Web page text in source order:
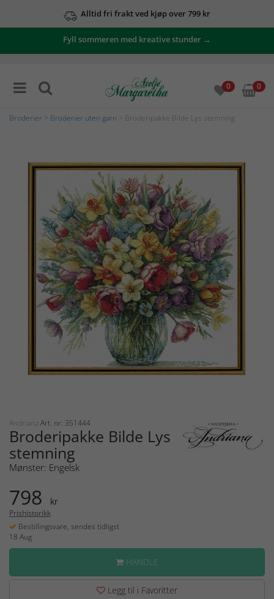
Alltid fri frakt ved kjøp over 799 kr
Fyll sommeren med kreative stunder →
0 0
Broderier Broderier uten garn > Broderipakke Bilde Lys stemning
Andriana Art. nr: 351444
Broderipakke Bilde Lys
stemning
Mønster: Engelsk
798 kr
Prishistorikk
Bestillingsvare, sendes tidligst
18 Aug
HANDLE
Legg til i Favoritter